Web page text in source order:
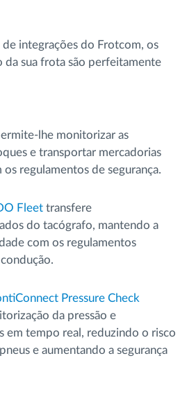
de integrações do Frotcom, os
da sua frota são perfeitamente
lhe monitorizar as
e transportar mercadorias
regulamentos de segurança.
Fleet transfere
do tacógrafo, mantendo a
com os regulamentos
Pressure Check
da pressão e
em tempo real, reduzindo o risco
e aumentando a segurança